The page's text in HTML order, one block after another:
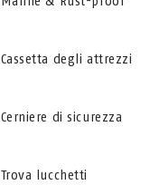
Cassetta degli attrezzi
Cerniere di sicurezza
Trova lucchetti